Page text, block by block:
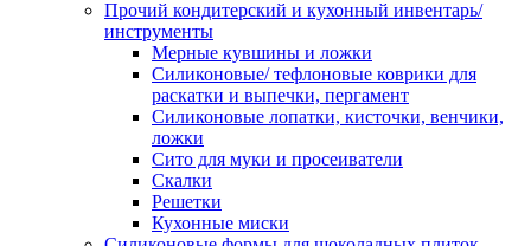
Прочий кондитерский и кухонный инвентарь/
инструменты
Мерные кувшины и ложки
Силиконовые/ тефлоновые коврики для
раскатки и выпечки, пергамент
Силиконовые лопатки, кисточки, венчики,
ложки
Сито для муки и просеиватели
Скалки
Решетки
Кухонные миски